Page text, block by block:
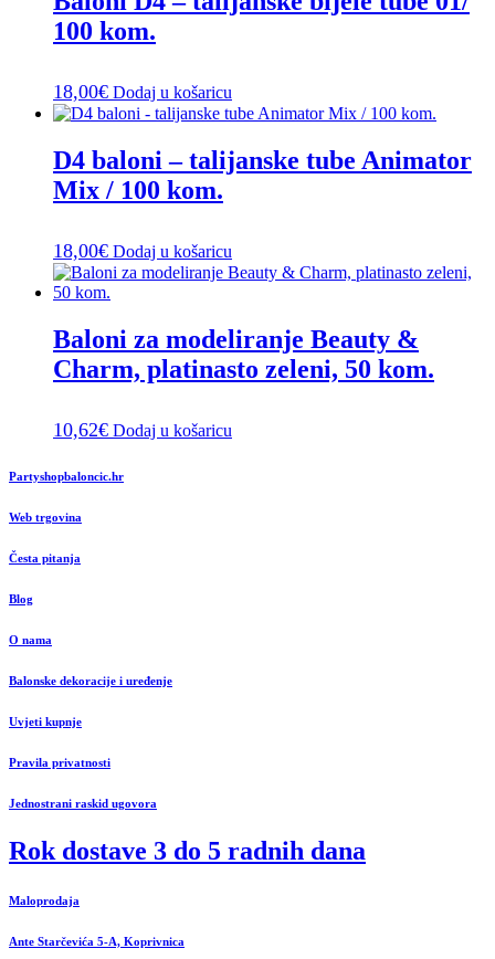
100 kom.
18,00€ Dodaj u košaricu
D4 baloni – talijanske tube Animator
Mix / 100 kom.
18,00€ Dodaj u košaricu
Baloni za modeliranje Beauty &
Charm, platinasto zeleni, 50 kom.
10,62€ Dodaj u košaricu
Partyshopbaloncic.hr
Web trgovina
Česta pitanja
Blog
O nama
Balonske dekoracije i uređenje
Uvjeti kupnje
Pravila privatnosti
Jednostrani raskid ugovora
Rok dostave 3 do 5 radnih dana
Maloprodaja
Ante Starčevića 5-A, Koprivnica